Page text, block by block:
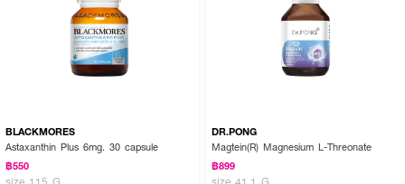
● รับประทานวันละ 1 แคปซูล พร้อมมื้ออาหารหรือหลังอาหาร
🛡️ DR.PONG Zinc – เสริมเกราะให้ร่างกาย แข็งแรงจากภายในทุกวัน! 🛡️
BLACKMORES
Astaxanthin Plus 6mg. 30 capsule
฿550
size 115 G
DR.PONG
Magtein(R) Magnesium L-Threonate
฿899
size 41.1 G